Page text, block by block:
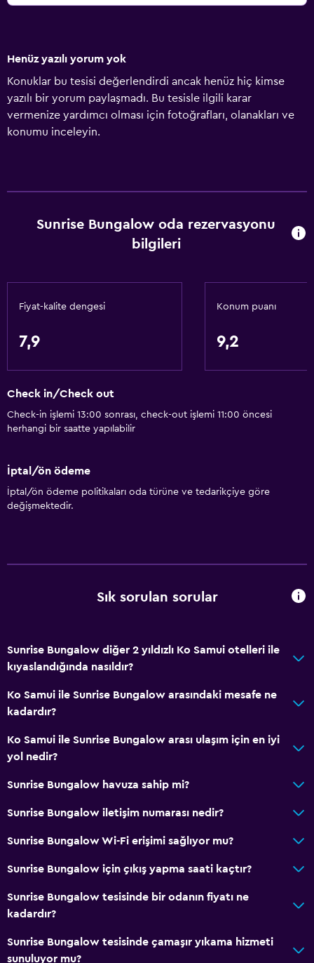
Henüz yazılı yorum yok
Konuklar bu tesisi değerlendirdi ancak henüz hiç kimse
yazılı bir yorum paylaşmadı. Bu tesisle ilgili karar
vermenize yardımcı olması için fotoğrafları, olanakları ve
konumu inceleyin.
Sunrise Bungalow oda rezervasyonu
bilgileri
Fiyat-kalite dengesi
7,9
Konum puanı
9,2
Check in/Check out
Check-in işlemi 13:00 sonrası, check-out işlemi 11:00 öncesi
herhangi bir saatte yapılabilir
İptal/ön ödeme
İptal/ön ödeme politikaları oda türüne ve tedarikçiye göre
değişmektedir.
Sık sorulan sorular
Sunrise Bungalow diğer 2 yıldızlı Ko Samui otelleri ile
kıyaslandığında nasıldır?
Ko Samui ile Sunrise Bungalow arasındaki mesafe ne
kadardır?
Ko Samui ile Sunrise Bungalow arası ulaşım için en iyi
yol nedir?
Sunrise Bungalow havuza sahip mi?
Sunrise Bungalow iletişim numarası nedir?
Sunrise Bungalow Wi-Fi erişimi sağlıyor mu?
Sunrise Bungalow için çıkış yapma saati kaçtır?
Sunrise Bungalow tesisinde bir odanın fiyatı ne
kadardır?
Sunrise Bungalow tesisinde çamaşır yıkama hizmeti
sunuluyor mu?